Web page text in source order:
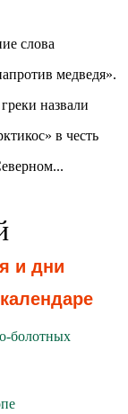
слова
медведя».
назвали
в честь
и дни
болотных